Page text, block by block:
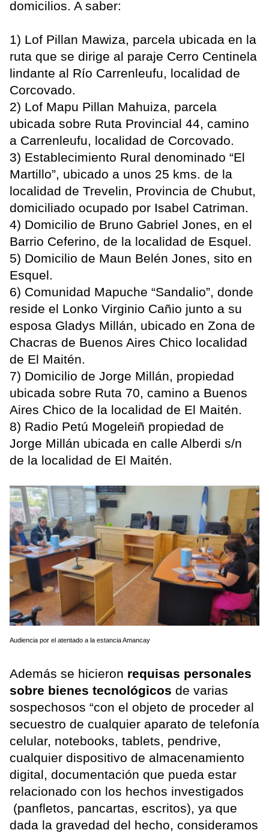
domicilios. A saber:
1) Lof Pillan Mawiza, parcela ubicada en la
ruta que se dirige al paraje Cerro Centinela
lindante al Río Carrenleufu, localidad de
Corcovado.
2) Lof Mapu Pillan Mahuiza, parcela
ubicada sobre Ruta Provincial 44, camino
a Carrenleufu, localidad de Corcovado.
3) Establecimiento Rural denominado “El
Martillo”, ubicado a unos 25 kms. de la
localidad de Trevelin, Provincia de Chubut,
domiciliado ocupado por Isabel Catriman.
4) Domicilio de Bruno Gabriel Jones, en el
Barrio Ceferino, de la localidad de Esquel.
5) Domicilio de Maun Belén Jones, sito en
Esquel.
6) Comunidad Mapuche “Sandalio”, donde
reside el Lonko Virginio Cañio junto a su
esposa Gladys Millán, ubicado en Zona de
Chacras de Buenos Aires Chico localidad
de El Maitén.
7) Domicilio de Jorge Millán, propiedad
ubicada sobre Ruta 70, camino a Buenos
Aires Chico de la localidad de El Maitén.
8) Radio Petú Mogeleiñ propiedad de
Jorge Millán ubicada en calle Alberdi s/n
de la localidad de El Maitén.
Audiencia por el atentado a la estancia Amancay
Además se hicieron requisas personales
sobre bienes tecnológicos de varias
sospechosos “con el objeto de proceder al
secuestro de cualquier aparato de telefonía
celular, notebooks, tablets, pendrive,
cualquier dispositivo de almacenamiento
digital, documentación que pueda estar
relacionado con los hechos investigados
(panfletos, pancartas, escritos), ya que
dada la gravedad del hecho, consideramos